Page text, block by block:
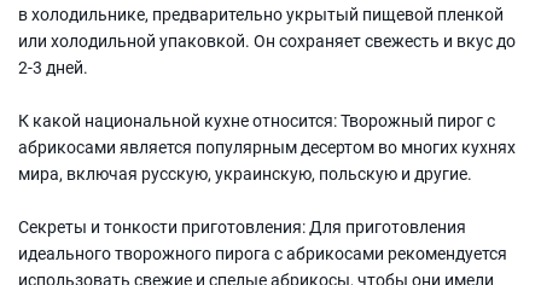
в холодильнике, предварительно укрытый пищевой пленкой
или холодильной упаковкой. Он сохраняет свежесть и вкус до
2-3 дней.
К какой национальной кухне относится: Творожный пирог с
абрикосами является популярным десертом во многих кухнях
мира, включая русскую, украинскую, польскую и другие.
Секреты и тонкости приготовления: Для приготовления
идеального творожного пирога с абрикосами рекомендуется
использовать свежие и спелые абрикосы, чтобы они имели